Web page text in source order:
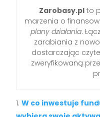
Zarobasy.pl to
marzenia o
plany działania.
zarabiania z
dostarczając
zweryfikowaną
W co inwestuje